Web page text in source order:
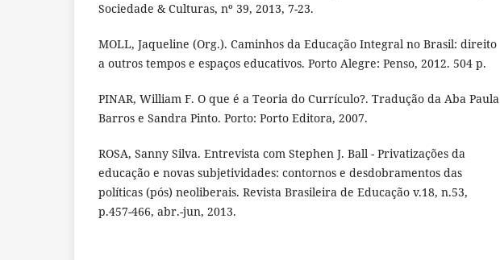
Sociedade & Culturas, nº 39, 2013, 7-23.
MOLL, Jaqueline (Org.). Caminhos da Educação Integral no Brasil: direito
a outros tempos e espaços educativos. Porto Alegre: Penso, 2012. 504 p.
PINAR, William F. O que é a Teoria do Currículo?. Tradução da Aba Paula
Barros e Sandra Pinto. Porto: Porto Editora, 2007.
ROSA, Sanny Silva. Entrevista com Stephen J. Ball - Privatizações da
educação e novas subjetividades: contornos e desdobramentos das
políticas (pós) neoliberais. Revista Brasileira de Educação v.18, n.53,
p.457-466, abr.-jun, 2013.